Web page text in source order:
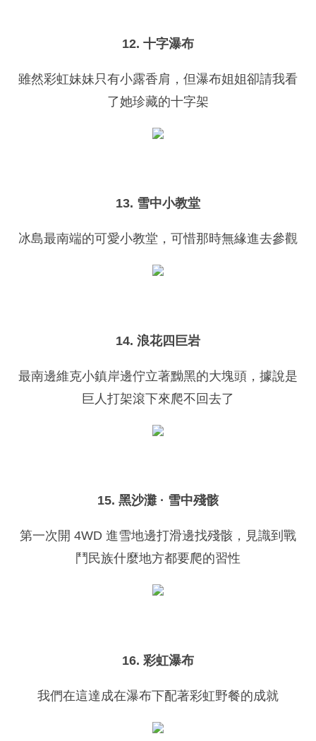
12. 十字瀑布
雖然彩虹妹妹只有小露香肩，但瀑布姐姐卻請我看
了她珍藏的十字架
13. 雪中小教堂
冰島最南端的可愛小教堂，可惜那時無緣進去參觀
14. 浪花四巨岩
最南邊維克小鎮岸邊佇立著黝黑的大塊頭，據說是
巨人打架滾下來爬不回去了
15. 黑沙灘 · 雪中殘骸
第一次開 4WD 進雪地邊打滑邊找殘骸，見識到戰
鬥民族什麼地方都要爬的習性
16. 彩虹瀑布
我們在這達成在瀑布下配著彩虹野餐的成就